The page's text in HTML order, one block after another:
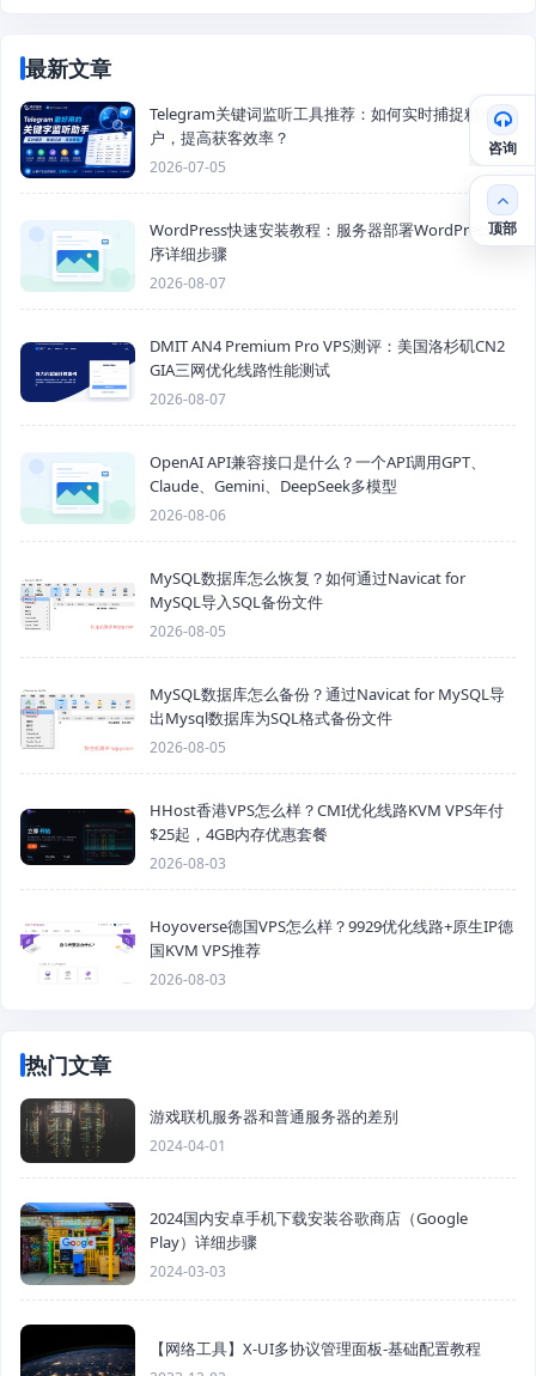
最新文章
Telegram关键词监听工具推荐：如何实时捕捉精准客
户，提高获客效率？
2026-07-05
WordPress快速安装教程：服务器部署WordPress程
序详细步骤
2026-08-07
DMIT AN4 Premium Pro VPS测评：美国洛杉矶CN2
GIA三网优化线路性能测试
2026-08-07
OpenAI API兼容接口是什么？一个API调用GPT、
Claude、Gemini、DeepSeek多模型
2026-08-06
MySQL数据库怎么恢复？如何通过Navicat for
MySQL导入SQL备份文件
2026-08-05
MySQL数据库怎么备份？通过Navicat for MySQL导
出Mysql数据库为SQL格式备份文件
2026-08-05
HHost香港VPS怎么样？CMI优化线路KVM VPS年付
$25起，4GB内存优惠套餐
2026-08-03
Hoyoverse德国VPS怎么样？9929优化线路+原生IP德
国KVM VPS推荐
2026-08-03
热门文章
游戏联机服务器和普通服务器的差别
2024-04-01
2024国内安卓手机下载安装谷歌商店（Google
Play）详细步骤
2024-03-03
【网络工具】X-UI多协议管理面板-基础配置教程
咨询
顶部